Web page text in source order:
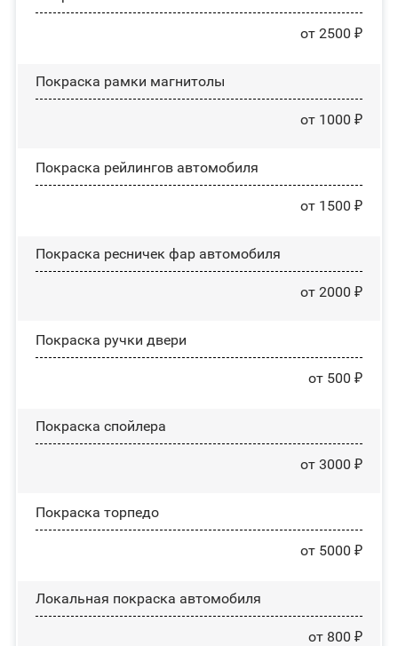
от 2500 ₽
Покраска рамки магнитолы
от 1000 ₽
Покраска рейлингов автомобиля
от 1500 ₽
Покраска ресничек фар автомобиля
от 2000 ₽
Покраска ручки двери
от 500 ₽
Покраска спойлера
от 3000 ₽
Покраска торпедо
от 5000 ₽
Локальная покраска автомобиля
от 800 ₽